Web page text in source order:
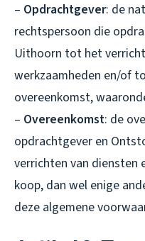
– Opdrachtgever: de
rechtspersoon die
Uithoorn tot het
werkzaamheden en/of
overeenkomst,
– Overeenkomst: de
opdrachtgever en
verrichten van diensten
koop, dan wel enige
deze algemene